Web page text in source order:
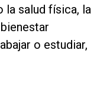
la salud física, la
o estudiar,